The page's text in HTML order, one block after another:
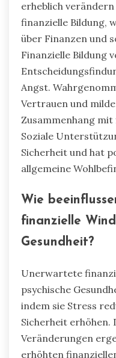
erheblich
finanzielle Bildung,
über Finanzen und
Finanzielle Bildung
Angst.
Vertrauen und
Zusammenhang
Soziale
Sicherheit und hat
allgemeine
Wie
finanzielle
Gesundheit?
Unerwartete
psychische
indem sie Stress
Sicherheit erhöhen.
Veränderungen
erhöhten